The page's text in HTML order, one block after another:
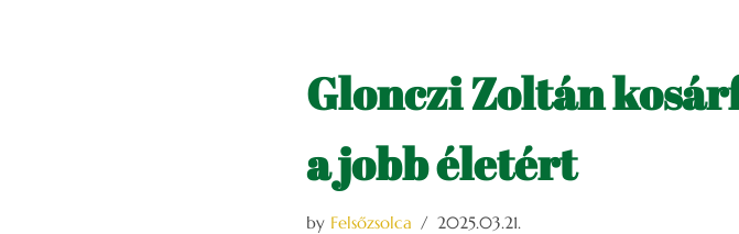
Glonczi Zoltán
a jobb életért
by Felsőzsolca 2025.03.21.